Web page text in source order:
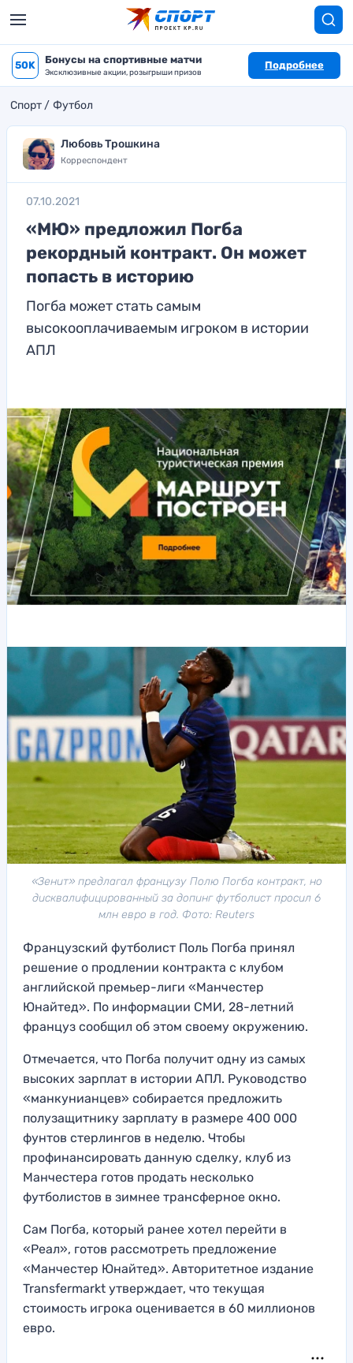
50K Бонусы на спортивные матчи
Эксклюзивные акции, розыгрыши призов
Подробнее
Спорт Футбол
Любовь Трошкина
Корреспондент
07.10.2021
«МЮ» предложил Погба
рекордный контракт. Он может
попасть в историю
Погба может стать самым
высокооплачиваемым игроком в истории
АПЛ
«Зенит» предлагал французу Полю Погба контракт, но
дисквалифицированный за допинг футболист просил 6
млн евро в год. Фото: Reuters
Французский футболист Поль Погба принял
решение о продлении контракта с клубом
английской премьер-лиги «Манчестер
Юнайтед». По информации СМИ, 28-летний
француз сообщил об этом своему окружению.
Отмечается, что Погба получит одну из самых
высоких зарплат в истории АПЛ. Руководство
«манкунианцев» собирается предложить
полузащитнику зарплату в размере 400 000
фунтов стерлингов в неделю. Чтобы
профинансировать данную сделку, клуб из
Манчестера готов продать несколько
футболистов в зимнее трансферное окно.
Сам Погба, который ранее хотел перейти в
«Реал», готов рассмотреть предложение
«Манчестер Юнайтед». Авторитетное издание
Transfermarkt утверждает, что текущая
стоимость игрока оценивается в 60 миллионов
евро.